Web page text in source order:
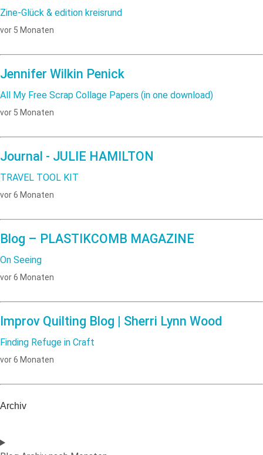
Zine-Glück & edition kreisrund
vor 5 Monaten
Jennifer Wilkin Penick
All My Free Scrap Collage Papers (in one download)
vor 5 Monaten
Journal - JULIE HAMILTON
TRAVEL TOOL KIT
vor 6 Monaten
Blog – PLASTIKCOMB MAGAZINE
On Seeing
vor 6 Monaten
Improv Quilting Blog | Sherri Lynn Wood
Finding Refuge in Craft
vor 6 Monaten
Archiv